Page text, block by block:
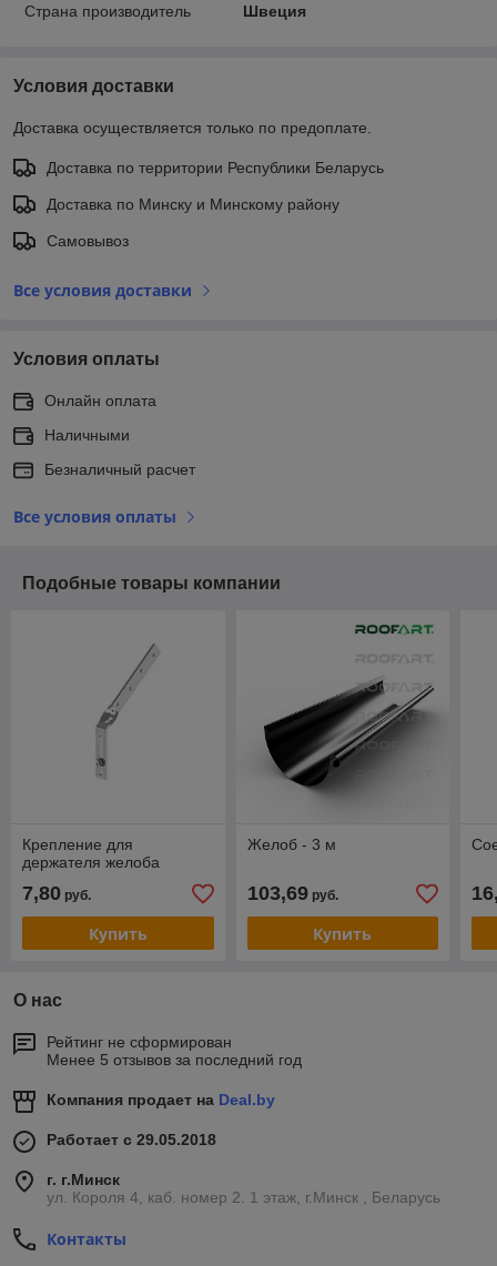
Страна производитель
Швеция
Условия доставки
Доставка осуществляется только по предоплате.
Доставка по территории Республики Беларусь
Доставка по Минску и Минскому району
Самовывоз
Все условия доставки
Условия оплаты
Онлайн оплата
Наличными
Безналичный расчет
Все условия оплаты
Подобные товары компании
Крепление для
держателя желоба
7,80 руб.
Купить
Желоб - 3 м
103,69руб.
Купить
О нас
Рейтинг не сформирован
Менее 5 отзывов за последний год
Компания продает на Deal.by
Работает с 29.05.2018
г. г.Минск
ул. Короля 4, каб. номер 2. 1 этаж, г.Минск , Беларусь
Контакты